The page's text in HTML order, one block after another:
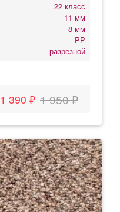
22 класс
11 мм
8 мм
PP
разрезной
1 390 ₽ 1 950 ₽